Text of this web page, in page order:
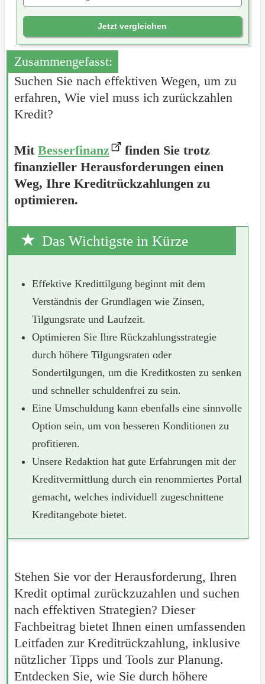
Jetzt vergleichen
Zusammengefasst:
Suchen Sie nach effektiven Wegen, um zu
erfahren, Wie viel muss ich zurückzahlen
Kredit?
Mit Besserfinanz
finden Sie trotz
finanzieller Herausforderungen einen
Weg, Ihre Kreditrückzahlungen zu
optimieren.
Das Wichtigste in Kürze
Effektive Kredittilgung beginnt mit dem
Verständnis der Grundlagen wie Zinsen,
Tilgungsrate und Laufzeit.
Optimieren Sie Ihre Rückzahlungsstrategie
durch höhere Tilgungsraten oder
Sondertilgungen, um die Kreditkosten zu senken
und schneller schuldenfrei zu sein.
Eine Umschuldung kann ebenfalls eine sinnvolle
Option sein, um von besseren Konditionen zu
profitieren.
Unsere Redaktion hat gute Erfahrungen mit der
Kreditvermittlung durch ein renommiertes Portal
gemacht, welches individuell zugeschnittene
Kreditangebote bietet.
Stehen Sie vor der Herausforderung, Ihren
Kredit optimal zurückzuzahlen und suchen
nach effektiven Strategien? Dieser
Fachbeitrag bietet Ihnen einen umfassenden
Leitfaden zur Kreditrückzahlung, inklusive
nützlicher Tipps und Tools zur Planung.
Entdecken Sie, wie Sie durch höhere